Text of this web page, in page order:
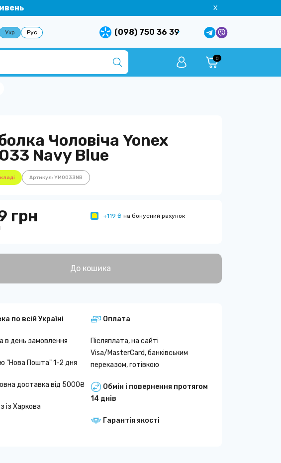
X
Укр Рус (098) 750 36 39
0
Чоловіча Yonex
Navy Blue
Артикул: YM0033NB
грн +119 ₴ на бонусний рахунок
До кошика
по всій Україні
в день замовлення
"Нова Пошта" 1-2 дня
доставка від 5000₴
із Харкова
Оплата
Післяплата, на сайті
Visa/MasterCard, банківським
переказом, готівкою
Обмін і повернення протягом
14 днів
Гарантія якості